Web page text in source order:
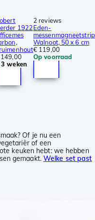
1922
weken
2 reviews
Eden-
messenmagneetstrip
Walnoot, 50 x 6 cm
€ 119,00
Op voorraad
Of je nu een
of een
keuken hebt: we hebben
gemaakt. Welke set past